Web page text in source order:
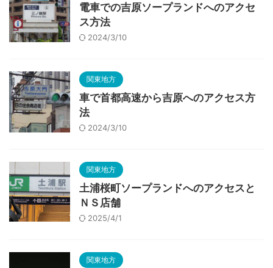
電車での吉原ソープランドへのアクセ
ス方法
2024/3/10
関東地方
車で首都高速から吉原へのアクセス方
法
2024/3/10
関東地方
土浦桜町ソープランドへのアクセスと
ＮＳ店舗
2025/4/1
関東地方